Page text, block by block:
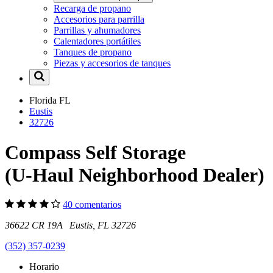
Recarga de propano
Accesorios para parrilla
Parrillas y ahumadores
Calentadores portátiles
Tanques de propano
Piezas y accesorios de tanques
Florida FL
Eustis
32726
Compass Self Storage
(U-Haul Neighborhood Dealer)
40 comentarios
36622 CR 19A Eustis, FL 32726
(352) 357-0239
Horario